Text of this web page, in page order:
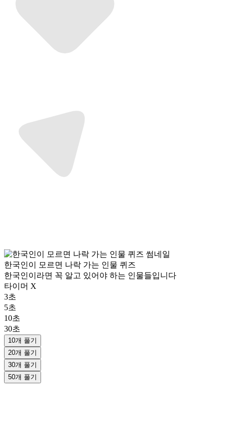
한국인이 모르면 나락 가는 인물 퀴즈
한국인이라면 꼭 알고 있어야 하는 인물들입니다
타이머 X
3초
5초
10초
30초
10개 풀기
20개 풀기
30개 풀기
50개 풀기